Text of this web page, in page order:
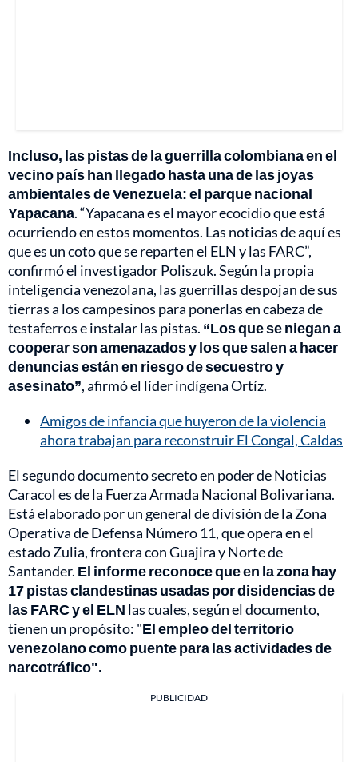
Incluso, las pistas de la guerrilla colombiana en el
vecino país han llegado hasta una de las joyas
ambientales de Venezuela: el parque nacional
Yapacana. “Yapacana es el mayor ecocidio que está
ocurriendo en estos momentos. Las noticias de aquí es
que es un coto que se reparten el ELN y las FARC”,
confirmó el investigador Poliszuk. Según la propia
inteligencia venezolana, las guerrillas despojan de sus
tierras a los campesinos para ponerlas en cabeza de
testaferros e instalar las pistas. “Los que se niegan a
cooperar son amenazados y los que salen a hacer
denuncias están en riesgo de secuestro y
asesinato”, afirmó el líder indígena Ortíz.
Amigos de infancia que huyeron de la violencia
ahora trabajan para reconstruir El Congal, Caldas
El segundo documento secreto en poder de Noticias
Caracol es de la Fuerza Armada Nacional Bolivariana.
Está elaborado por un general de división de la Zona
Operativa de Defensa Número 11, que opera en el
estado Zulia, frontera con Guajira y Norte de
Santander. El informe reconoce que en la zona hay
17 pistas clandestinas usadas por disidencias de
las FARC y el ELN las cuales, según el documento,
tienen un propósito: "El empleo del territorio
venezolano como puente para las actividades de
narcotráfico".
PUBLICIDAD